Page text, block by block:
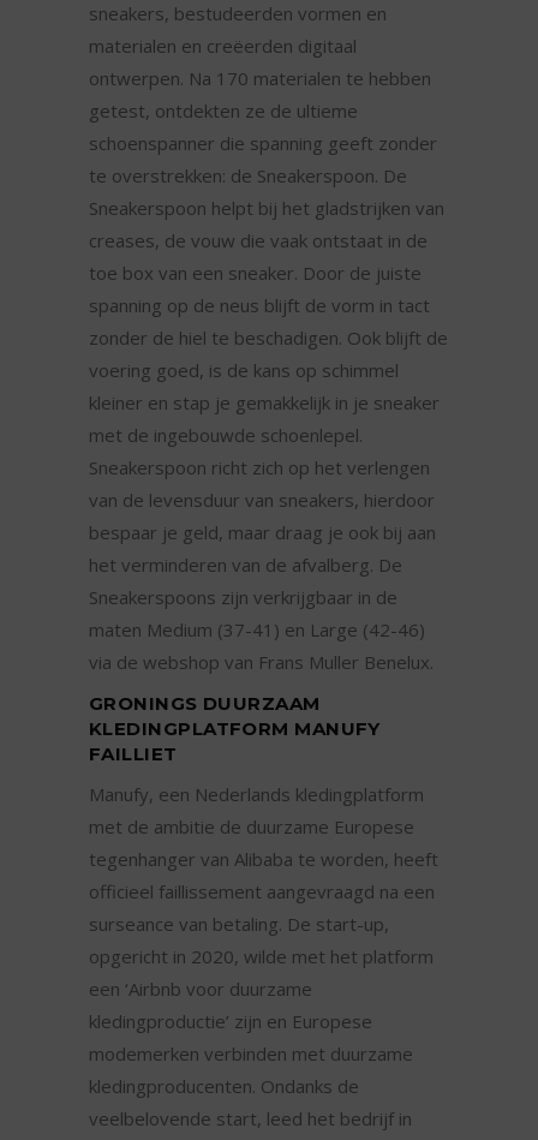
sneakers, bestudeerden vormen en
materialen en creëerden digitaal
ontwerpen. Na 170 materialen te hebben
getest, ontdekten ze de ultieme
schoenspanner die spanning geeft zonder
te overstrekken: de Sneakerspoon. De
Sneakerspoon helpt bij het gladstrijken van
creases, de vouw die vaak ontstaat in de
toe box van een sneaker. Door de juiste
spanning op de neus blijft de vorm in tact
zonder de hiel te beschadigen. Ook blijft de
voering goed, is de kans op schimmel
kleiner en stap je gemakkelijk in je sneaker
met de ingebouwde schoenlepel.
Sneakerspoon richt zich op het verlengen
van de levensduur van sneakers, hierdoor
bespaar je geld, maar draag je ook bij aan
het verminderen van de afvalberg. De
Sneakerspoons zijn verkrijgbaar in de
maten Medium (37-41) en Large (42-46)
via de webshop van Frans Muller Benelux.
GRONINGS DUURZAAM
KLEDINGPLATFORM MANUFY
FAILLIET
Manufy, een Nederlands kledingplatform
met de ambitie de duurzame Europese
tegenhanger van Alibaba te worden, heeft
officieel faillissement aangevraagd na een
surseance van betaling. De start-up,
opgericht in 2020, wilde met het platform
een ‘Airbnb voor duurzame
kledingproductie’ zijn en Europese
modemerken verbinden met duurzame
kledingproducenten. Ondanks de
veelbelovende start, leed het bedrijf in